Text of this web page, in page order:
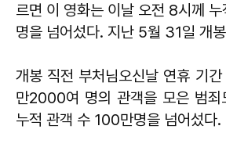
르면 이 영화는 이날 오전 8시께
명을 넘어섰다. 지난 5월 31일 개
개봉 직전 부처님오신날 연휴 기
만2000여 명의 관객을 모은 범죄
누적 관객 수 100만명을 넘어섰다.